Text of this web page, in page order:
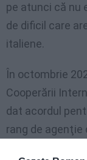
pe atunci că nu
de dificil care
italiene.
În octombrie
Cooperării
dat acordul
rang de